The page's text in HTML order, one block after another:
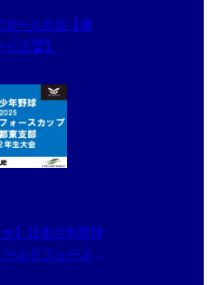
ール大会【優
ズ🏆】
せ】日本少年野球
ルドフォース